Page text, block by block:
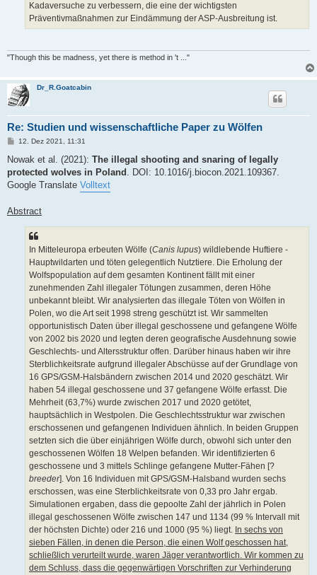
Kadaversuche zu verbessern, die eine der wichtigsten
Präventivmaßnahmen zur Eindämmung der ASP-Ausbreitung ist.
"Though this be madness, yet there is method in 't ..."
Dr_R.Goatcabin
Re: Studien und wissenschaftliche Paper zu Wölfen
B
i
r
a
12. Dez 2021, 11:31
Nowak et al. (2021): The illegal shooting and snaring of legally
protected wolves in Poland
. DOI: 10.1016/j.biocon.2021.109367.
Google Translate Volltext
Abstract
In Mitteleuropa erbeuten Wölfe (Canis lupus) wildlebende Huftiere -
Hauptwildarten und töten gelegentlich Nutztiere. Die Erholung der
Wolfspopulation auf dem gesamten Kontinent fällt mit einer
zunehmenden Zahl illegaler Tötungen zusammen, deren Höhe
unbekannt bleibt. Wir analysierten das illegale Töten von Wölfen in
Polen, wo die Art seit 1998 streng geschützt ist. Wir sammelten
opportunistisch Daten über illegal geschossene und gefangene Wölfe
von 2002 bis 2020 und legten deren geografische Ausdehnung sowie
Geschlechts- und Altersstruktur offen. Darüber hinaus haben wir ihre
Sterblichkeitsrate aufgrund illegaler Abschüsse auf der Grundlage von
16 GPS/GSM-Halsbändern zwischen 2014 und 2020 geschätzt. Wir
haben 54 illegal geschossene und 37 gefangene Wölfe erfasst. Die
Mehrheit (63,7%) wurde zwischen 2017 und 2020 getötet,
hauptsächlich in Westpolen. Die Geschlechtsstruktur war zwischen
erschossenen und gefangenen Individuen ähnlich. In beiden Gruppen
setzten sich die über einjährigen Wölfe durch, obwohl sich unter den
geschossenen Wölfen 18 Welpen befanden. Wir identifizierten 6
geschossene und 3 mittels Schlinge gefangene Mutter-Fähen [?
breeder]. Von 16 Individuen mit GPS/GSM-Halsband wurden sechs
erschossen, was eine Sterblichkeitsrate von 0,33 pro Jahr ergab.
Simulationen ergaben, dass die gepoolte Zahl der jährlich in Polen
illegal geschossenen Wölfe zwischen 147 und 1134 (99 % Intervall mit
der höchsten Dichte) oder 216 und 1000 (95 %) liegt. In sechs von
sieben Fällen, in denen die Person, die einen Wolf geschossen hat,
schließlich verurteilt wurde, waren Jäger verantwortlich. Wir kommen zu
dem Schluss, dass die gegenwärtigen Vorschriften zur Verhinderung